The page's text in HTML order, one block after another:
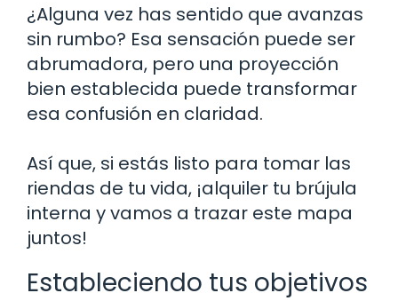
¿Alguna vez has sentido que avanzas
sin rumbo? Esa sensación puede ser
abrumadora, pero una proyección
bien establecida puede transformar
esa confusión en claridad.
Así que, si estás listo para tomar las
riendas de tu vida, ¡alquiler tu brújula
interna y vamos a trazar este mapa
juntos!
Estableciendo tus objetivos